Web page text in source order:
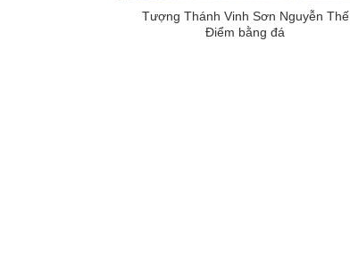
Tượng Thánh Vinh Sơn Nguyễn Thế
Điểm bằng đá